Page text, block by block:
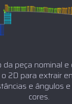
da peça nominal
2D para extrair
e ângulos
cores.